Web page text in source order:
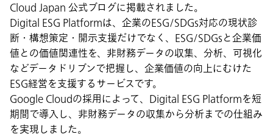
Cloud Japan 公式ブログに掲載されました。
Digital ESG Platformは、企業のESG/SDGs対応の現状診
断・構想策定・開示支援だけでなく、ESG/SDGsと企業価
値との価値関連性を、非財務データの収集、分析、可視化
などデータドリブンで把握し、企業価値の向上にむけた
ESG経営を支援するサービスです。
Google Cloudの採用によって、Digital ESG Platformを短
期間で導入し、非財務データの収集から分析までの仕組み
を実現しました。